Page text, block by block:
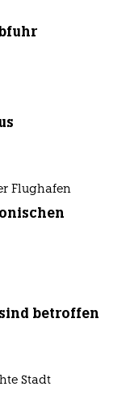
Flughafen
betroffen
Stadt